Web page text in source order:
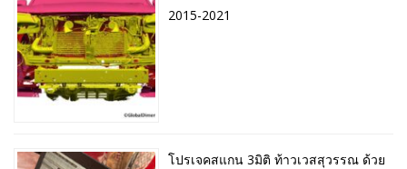
2015-2021
โปรเจคสแกน 3มิติ ท้าวเวสสุวรรณ ด้วย